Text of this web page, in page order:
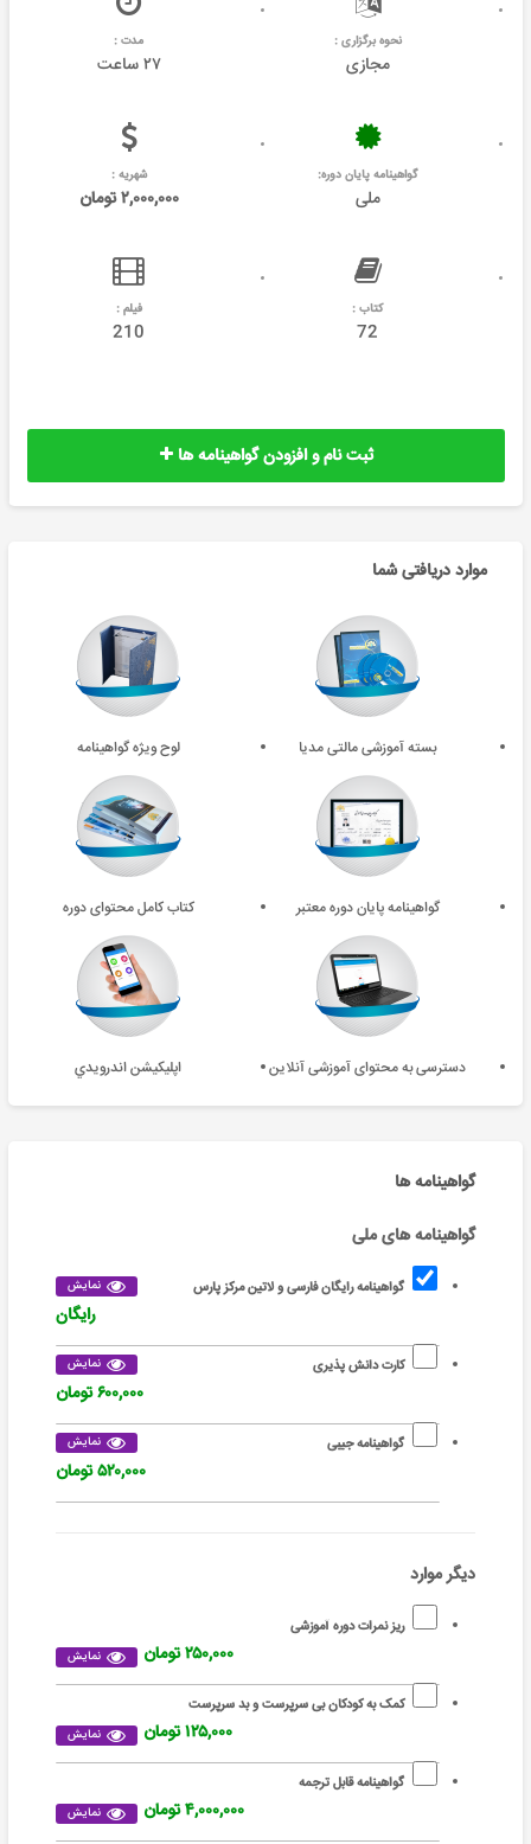
نحوه برگزاری :
مجازی
مدت :
۲۷ ساعت
گواهینامه پایان دوره:
ملی
شهریه :
۲,۰۰۰,۰۰۰ تومان
کتاب :
72
فیلم :
210
ثبت نام و افزودن گواهینامه ها
موارد دریافتی شما
بسته آموزشی مالتی مدیا لوح ویژه گواهینامه
گواهینامه پایان دوره معتبر کتاب کامل محتوای دوره
دسترسی به محتوای آموزشی آنلاین اپليکيشن اندرويدي
گواهینامه ها
گواهینامه های ملی
گواهینامه رایگان فارسی و لاتین مرکز پارس نمایش
رایگان
کارت دانش پذیری نمایش
۶۰۰,۰۰۰ تومان
گواهینامه جیبی نمایش
۵۲۰,۰۰۰ تومان
دیگر موارد
ریز نمرات دوره آموزشی
نمایش ۲۵۰,۰۰۰ تومان
کمک به کودکان بی سرپرست و بد سرپرست
نمایش ۱۲۵,۰۰۰ تومان
گواهینامه قابل ترجمه
نمایش ۴,۰۰۰,۰۰۰ تومان